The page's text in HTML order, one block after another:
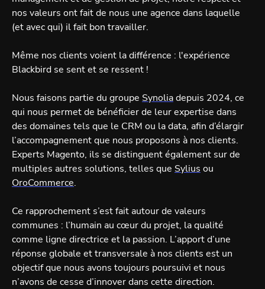
nos valeurs ont fait de nous une agence dans laquelle
(et avec qui) il fait bon travailler.
Même nos clients voient la différence : l'expérience
Blackbird se sent et se ressent !
Nous faisons partie du groupe Synoliadepuis 2024, ce
qui nous permet de bénéficier de leur expertise dans
des domaines tels que le CRM ou la data, afin d’élargir
l’accompagnement que nous proposons à nos clients.
Experts Magento, ils se distinguent également sur de
multiples autres solutions, telles que Sylius ou
OroCommerce.
Ce rapprochement s’est fait autour de valeurs
communes : l’humain au cœur du projet, la qualité
comme ligne directrice et la passion. L’apport d’une
réponse globale et transversale à nos clients est un
objectif que nous avons toujours poursuivi et nous
n’avons de cesse d’innover dans cette direction.